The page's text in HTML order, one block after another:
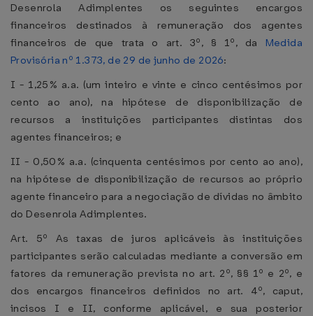
Desenrola Adimplentes os seguintes encargos
financeiros destinados à remuneração dos agentes
financeiros de que trata o art. 3º, § 1º, da Medida
Provisória nº 1.373, de 29 de junho de 2026:
I - 1,25% a.a. (um inteiro e vinte e cinco centésimos por
cento ao ano), na hipótese de disponibilização de
recursos a instituições participantes distintas dos
agentes financeiros; e
II - 0,50% a.a. (cinquenta centésimos por cento ao ano),
na hipótese de disponibilização de recursos ao próprio
agente financeiro para a negociação de dívidas no âmbito
do Desenrola Adimplentes.
Art. 5º As taxas de juros aplicáveis às instituições
participantes serão calculadas mediante a conversão em
fatores da remuneração prevista no art. 2º, §§ 1º e 2º, e
dos encargos financeiros definidos no art. 4º, caput,
incisos I e II, conforme aplicável, e sua posterior